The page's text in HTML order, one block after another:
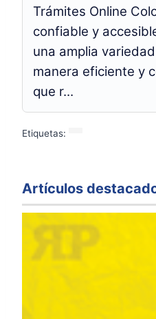
Trámites Online
confiable y
una amplia
manera eficiente y
que r...
Etiquetas:
Artículos